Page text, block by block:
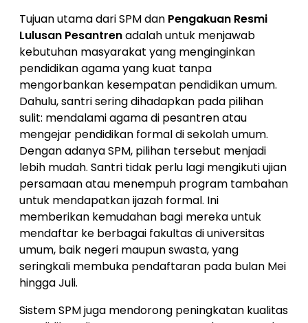
Tujuan utama dari SPM dan Pengakuan Resmi
Lulusan Pesantrenadalah untuk menjawab
kebutuhan masyarakat yang menginginkan
pendidikan agama yang kuat tanpa
mengorbankan kesempatan pendidikan umum.
Dahulu, santri sering dihadapkan pada pilihan
sulit: mendalami agama di pesantren atau
mengejar pendidikan formal di sekolah umum.
Dengan adanya SPM, pilihan tersebut menjadi
lebih mudah. Santri tidak perlu lagi mengikuti ujian
persamaan atau menempuh program tambahan
untuk mendapatkan ijazah formal. Ini
memberikan kemudahan bagi mereka untuk
mendaftar ke berbagai fakultas di universitas
umum, baik negeri maupun swasta, yang
seringkali membuka pendaftaran pada bulan Mei
hingga Juli.
Sistem SPM juga mendorong peningkatan kualitas